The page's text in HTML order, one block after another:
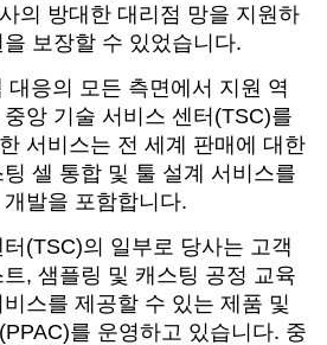
의 방대한 대리점 망을 지원하
보장할 수 있었습니다.
대응의 모든 측면에서 지원 역
앙 기술 서비스 센터(TSC)를
서비스는 전 세계 판매에 대한
셀 통합 및 툴 설계 서비스를
발을 포함합니다.
(TSC)의 일부로 당사는 고객
, 샘플링 및 캐스팅 공정 교육
스를 제공할 수 있는 제품 및
를 운영하고 있습니다. 중